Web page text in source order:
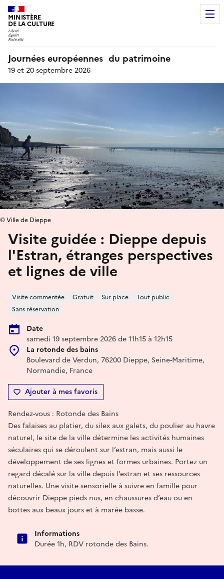
MINISTÈRE
DE LA CULTURE
Journées européennes du patrimoine
19 et 20 septembre 2026
Visite guidée : Dieppe depuis
l'Estran, étranges perspectives
et lignes de ville
Visite commentée Gratuit Sur place
Tout public
Sans réservation
Date
samedi 19 septembre 2026 de 11h15 à 12h15
La rotonde des bains
Boulevard de Verdun, 76200 Dieppe, Seine-Maritime,
Normandie, France
Ajouter à mes favoris
© Ville de Dieppe
Rendez-vous : Rotonde des Bains
Des falaises au platier, du silex aux galets, du poulier au havre
naturel, le site de la ville détermine les activités humaines
séculaires qui se déroulent sur l’estran, mais aussi le
développement de ses lignes et formes urbaines. Portez un
regard décalé sur la ville depuis l’estran et ses ressources
naturelles. Une visite sensorielle à suivre en famille pour
découvrir Dieppe pieds nus, en chaussures d’eau ou en
bottes aux beaux jours et à marée basse.
Informations
Durée 1h, RDV rotonde des Bains.